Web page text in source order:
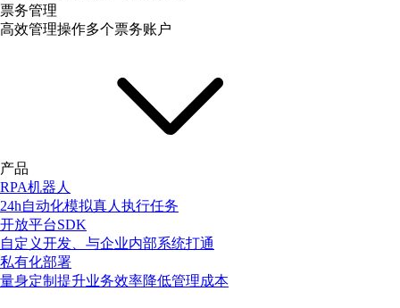
票务管理
高效管理操作多个票务账户
产品
RPA机器人
24h自动化模拟真人执行任务
开放平台SDK
自定义开发、与企业内部系统打通
私有化部署
量身定制提升业务效率降低管理成本